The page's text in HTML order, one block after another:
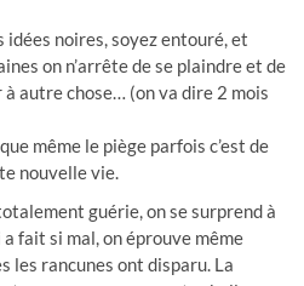
idées noires, soyez entouré, et
on n’arrête de se plaindre et de
autre chose… (on va dire 2 mois
même le piège parfois c’est de
nouvelle vie.
guérie, on se surprend à
fait si mal, on éprouve même
les rancunes ont disparu. La